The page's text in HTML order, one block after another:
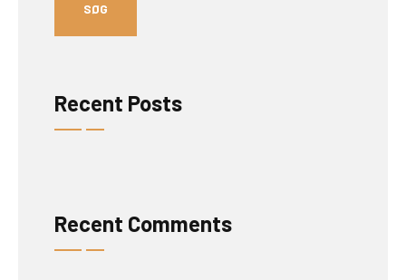
SØG
Recent Posts
Recent Comments